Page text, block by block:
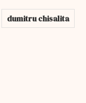
dumitru chisalita